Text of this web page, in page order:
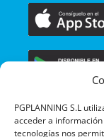
PGPLANNING S.L
acceder a
tecnologías nos